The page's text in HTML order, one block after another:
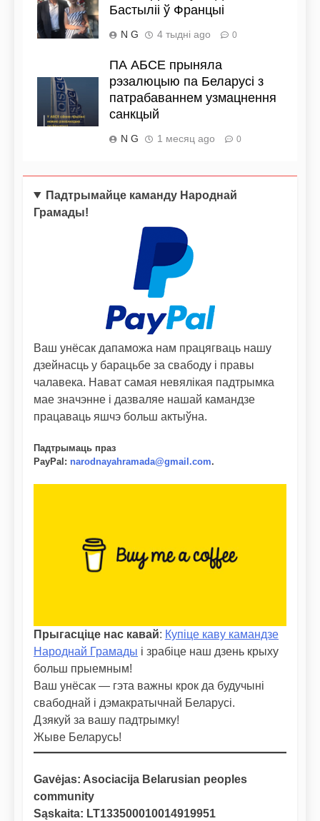
Бастыліі ў Францыі
N G 4 тыдні ago 0
ПА АБСЕ прыняла
рэзалюцыю па Беларусі з
патрабаваннем узмацнення
санкцый
N G 1 месяц ago 0
Падтрымайце каманду Народнай
Грамады!
Ваш унёсак дапаможа нам працягваць нашу
дзейнасць у барацьбе за свабоду і правы
чалавека. Нават самая невялікая падтрымка
мае значэнне і дазваляе нашай камандзе
працаваць яшчэ больш актыўна.
Падтрымаць праз
PayPal : narodnayahramada@gmail.com.
Прыгасціце нас кавай: Купіце каву камандзе
Народнай Грамады і зрабіце наш дзень крыху
больш прыемным!
Ваш унёсак — гэта важны крок да будучыні
свабоднай і дэмакратычнай Беларусі.
Дзякуй за вашу падтрымку!
Жыве Беларусь!
Gavėjas: Asociacija Belarusian peoples
community
Sąskaita: LT133500010014919951